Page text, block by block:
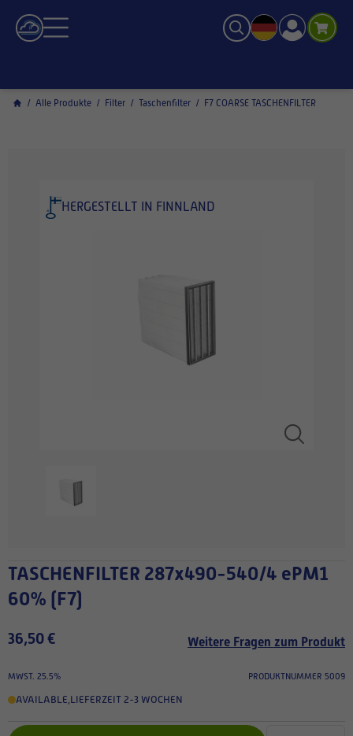
/ Alle Produkte / Filter / Taschenfilter / F7 COARSE TASCHENFILTER
HERGESTELLT IN FINNLAND
TASCHENFILTER 287x490-540/4 ePM1
60% (F7)
36,50 € Weitere Fragen zum Produkt
MWST. 25.5% PRODUKTNUMMER 5009
AVAILABLE,LIEFERZEIT 2-3 WOCHEN